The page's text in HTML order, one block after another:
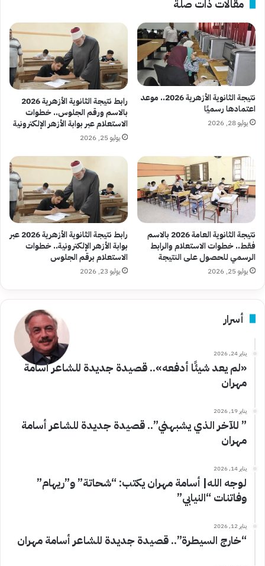
مقالات ذات صلة
نتيجة الثانوية الأزهرية 2026.. موعد
اعتمادها رسميًا
يوليو 28, 2026
رابط نتيجة الثانوية الأزهرية 2026
بالاسم ورقم الجلوس.. خطوات
الاستعلام عبر بوابة الأزهر الإلكترونية
يوليو 25, 2026
نتيجة الثانوية العامة 2026 بالاسم
فقط.. خطوات الاستعلام والرابط
الرسمي للحصول على النتيجة
يوليو 25, 2026
رابط نتيجة الثانوية الأزهرية 2026 عبر
بوابة الأزهر الإلكترونية.. خطوات
الاستعلام برقم الجلوس
يوليو 23, 2026
أسرار
يناير 24, 2026
«لم يعد شيئًا أدفعه».. قصيدة جديدة للشاعر أسامة
مهران
يناير 19, 2026
” للآخر الذي يشبهني”.. قصيدة جديدة للشاعر أسامة
مهران
يناير 14, 2026
لوجه الله| أسامة مهران يكتب: “شحاتة” و”ريهام”
وفاتنات “النيابي”
يناير 12, 2026
“خارج السيطرة”.. قصيدة جديدة للشاعر أسامة مهران